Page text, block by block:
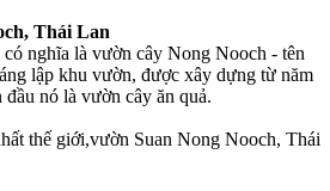
Thái Lan
nghĩa là vườn cây Nong Nooch - tên
lập khu vườn, được xây dựng từ năm
nó là vườn cây ăn quả.